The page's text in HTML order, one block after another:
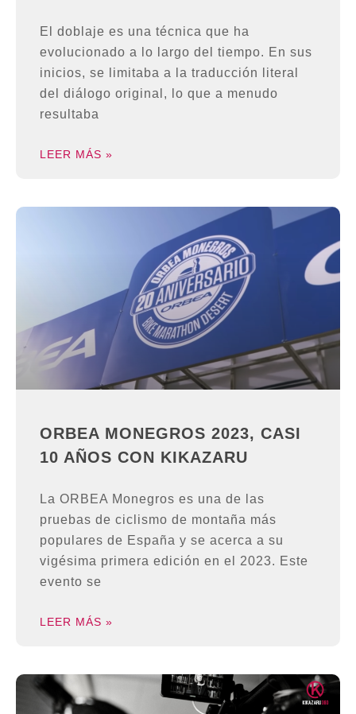
El doblaje es una técnica que ha
evolucionado a lo largo del tiempo. En sus
inicios, se limitaba a la traducción literal
del diálogo original, lo que a menudo
resultaba
LEER MÁS »
ORBEA MONEGROS 2023, CASI
10 AÑOS CON KIKAZARU
La ORBEA Monegros es una de las
pruebas de ciclismo de montaña más
populares de España y se acerca a su
vigésima primera edición en el 2023. Este
evento se
LEER MÁS »